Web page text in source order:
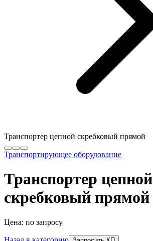
Транспортер цепной скребковый прямой
Транспортирующее оборудование
Транспортер цепной
скребковый прямой
Цена: по запросу